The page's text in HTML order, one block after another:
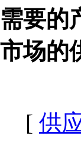
需要的
市场的
[ 供